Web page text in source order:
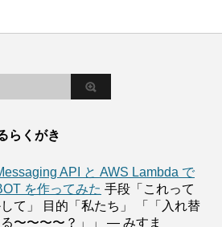
らくがき
API と AWS Lambda で
を作ってみた 手段「これって
て」 目的「私たち」 「「入れ替
〜〜〜〜？」」 — みすま